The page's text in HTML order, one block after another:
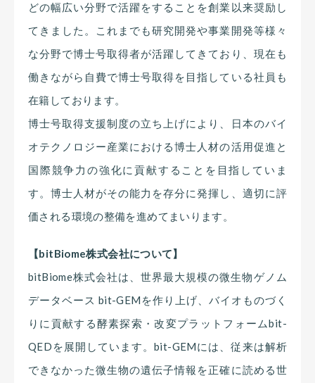
どの幅広い分野で活躍をすることを創業以来奨励し
てきました。これまでも研究開発や事業開発等様々
な分野で博士号取得者が活躍してきており、現在も
働きながら自費で博士号取得を目指している社員も
在籍しております。
博士号取得支援制度の立ち上げにより、日本のバイ
オテクノロジー産業における博士人材の活用促進と
国際競争力の強化に貢献することを目指していま
す。博士人材がその能力を存分に発揮し、適切に評
価される環境の整備を進めてまいります。
【bitBiome株式会社について】
bitBiome株式会社は、世界最大規模の微生物ゲノム
データベース bit-GEMを作り上げ、バイオものづく
りに貢献する酵素探索・改変プラットフォームbit-
QEDを展開しています。bit-GEMには、従来は解析
できなかった微生物の遺伝子情報を正確に読める世